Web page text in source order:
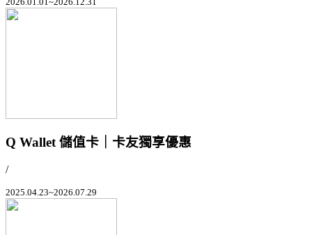
Q Wallet 儲值卡｜卡友獨享優惠
/
2025.04.23~2026.07.29